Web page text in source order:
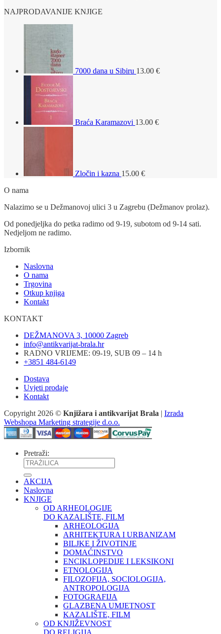
NAJPRODAVANIJE KNJIGE
7000 dana u Sibiru 13.00 €
Braća Karamazovi 13.00 €
Zločin i kazna 15.00 €
O nama
Nalazimo se u Dežmanovoj ulici 3 u Zagrebu (Dežmanov prolaz).
Od ponedjeljka do petka radimo od 9-19, subotom od 9-14 sati.
Nedjeljom ne radimo.
Izbornik
Naslovna
O nama
Trgovina
Otkup knjiga
Kontakt
KONTAKT
DEŽMANOVA 3, 10000 Zagreb
info@antikvarijat-brala.hr
RADNO VRIJEME: 09-19, SUB 09 – 14 h
+3851 484-6149
Dostava
Uvjeti prodaje
Kontakt
Copyright 2026 © Knjižara i antikvarijat Brala | Izrada
Webshopa Marketing strategije d.o.o.
Pretraži:
AKCIJA
Naslovna
KNJIGE
OD ARHEOLOGIJE
DO KAZALIŠTE, FILM
ARHEOLOGIJA
ARHITEKTURA I URBANIZAM
BILJKE I ŽIVOTINJE
DOMAĆINSTVO
ENCIKLOPEDIJE I LEKSIKONI
ETNOLOGIJA
FILOZOFIJA, SOCIOLOGIJA,
ANTROPOLOGIJA
FOTOGRAFIJA
GLAZBENA UMJETNOST
KAZALIŠTE, FILM
OD KNJIŽEVNOST
DO RELIGIJA